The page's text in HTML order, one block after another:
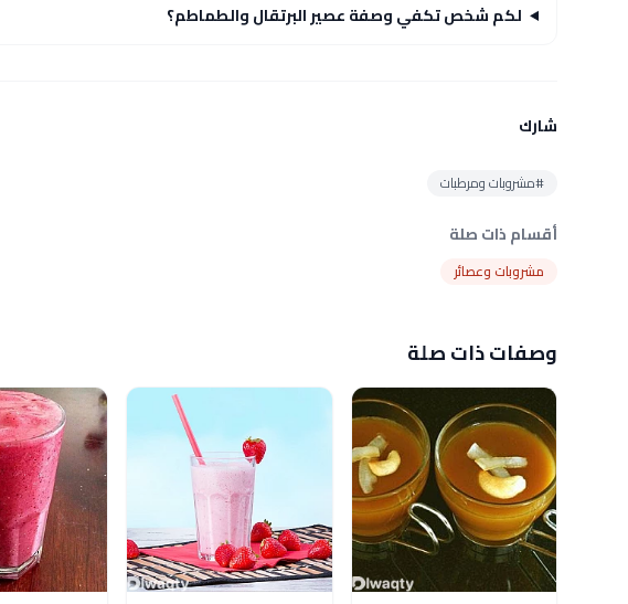
لكم شخص تكفي وصفة عصير البرتقال والطماطم؟
شارك
#مشروبات ومرطبات
أقسام ذات صلة
مشروبات وعصائر
وصفات ذات صلة